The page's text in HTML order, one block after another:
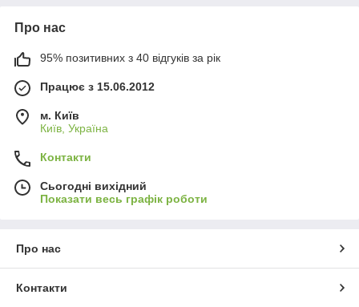
Про нас
95% позитивних з 40 відгуків за рік
Працює з 15.06.2012
м. Київ
Київ, Україна
Контакти
Сьогодні вихідний
Показати весь графік роботи
Про нас
Контакти